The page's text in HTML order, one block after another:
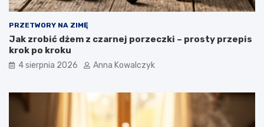
PRZETWORY NA ZIMĘ
Jak zrobić dżem z czarnej porzeczki – prosty przepis
krok po kroku
4 sierpnia 2026 Anna Kowalczyk